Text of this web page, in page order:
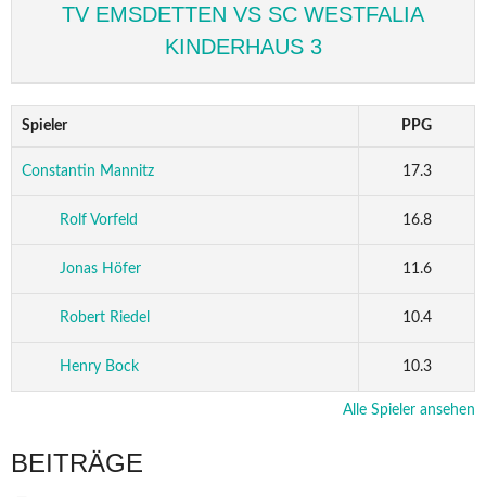
TV EMSDETTEN VS SC WESTFALIA
KINDERHAUS 3
Spieler PPG
Constantin Mannitz 17.3
Rolf Vorfeld 16.8
Jonas Höfer 11.6
Robert Riedel 10.4
Henry Bock 10.3
Alle Spieler ansehen
BEITRÄGE